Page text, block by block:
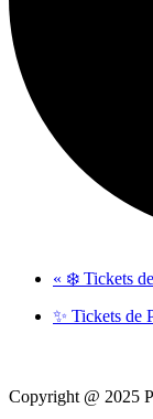
« ❄️ Tickets
✨ Tickets de
Copyright @ 2025